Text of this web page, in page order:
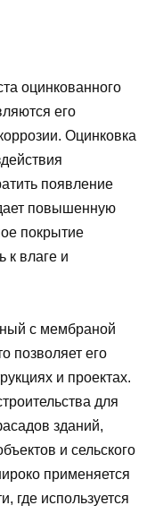
оцинкованного
его
Оцинковка
появление
повышенную
покрытие
к влаге и
с мембраной
позволяет его
и проектах.
для
зданий,
и сельского
применяется
где используется